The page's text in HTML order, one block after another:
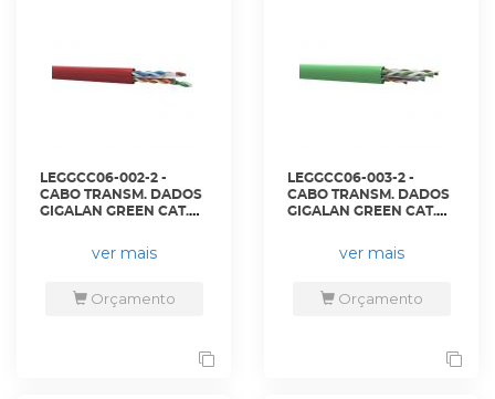
LEGGCC06-002-2 -
CABO TRANSM. DADOS
GIGALAN GREEN CAT.6
VERMELHO LSZH-3 CX
305M - 23400194 -
ver mais
Orçamento
LEGGCC06-003-2 -
CABO TRANSM. DADOS
GIGALAN GREEN CAT.6
VERDE LSZH-3 CX 305M
- 23400195 - LIGHTERA
ver mais
Orçamento